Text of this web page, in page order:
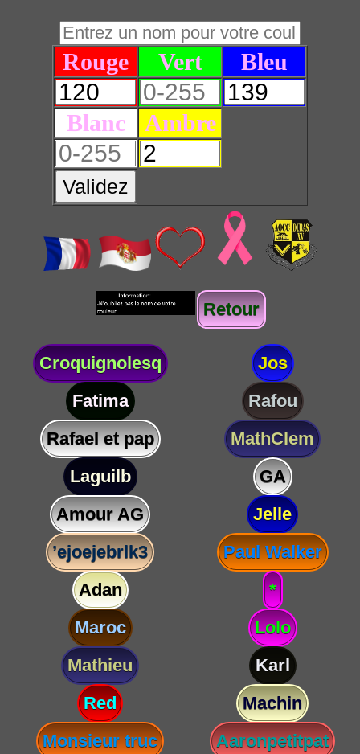
Rouge Vert Bleu
Blanc Ambre
Validez
Retour
Croquignolesq
Jos
Fatima
Rafou
Rafael et pap
MathClem
Laguilb
GA
Amour AG
Jelle
’ejoejebrlk3
Paul Walker
Adan
*
Maroc
Lolo
Mathieu
Karl
Red
Machin
Monsieur truc
Aaronpetitpat